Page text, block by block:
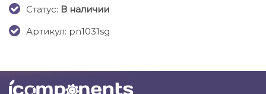
Cтатус: В наличии
Артикул: pn1031sg